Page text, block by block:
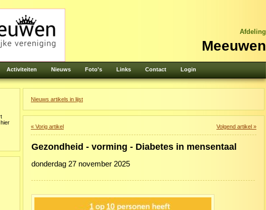
Afdeling
Meeuwen
Activiteiten Nieuws Foto's Links Contact Login
Nieuws artikels in lijst
Volgend artikel »
« Vorig artikel
Gezondheid - vorming - Diabetes in mensentaal
donderdag 27 november 2025